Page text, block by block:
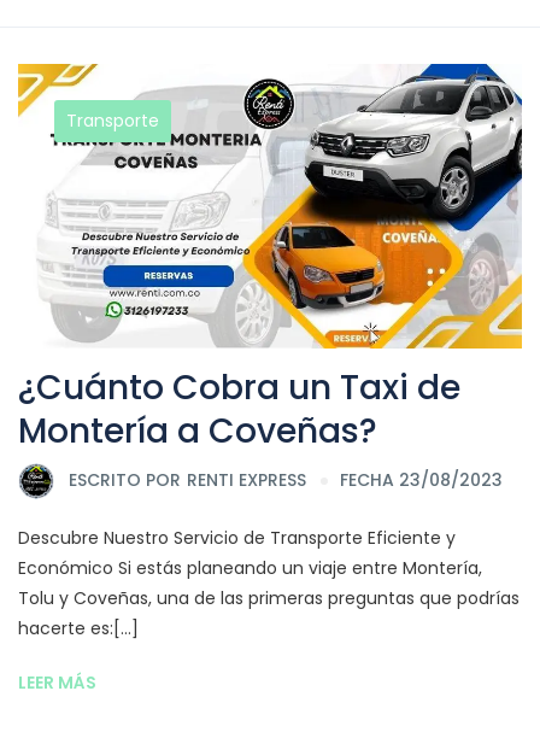
Transporte
¿Cuánto Cobra un Taxi de
Montería a Coveñas?
ESCRITO POR RENTI EXPRESS FECHA 23/08/2023
Descubre Nuestro Servicio de Transporte Eficiente y
Económico Si estás planeando un viaje entre Montería,
Tolu y Coveñas, una de las primeras preguntas que podrías
hacerte es:[...]
LEER MÁS